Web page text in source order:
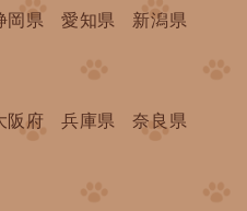
岡県 愛知県
新潟県
阪府 兵庫県
奈良県